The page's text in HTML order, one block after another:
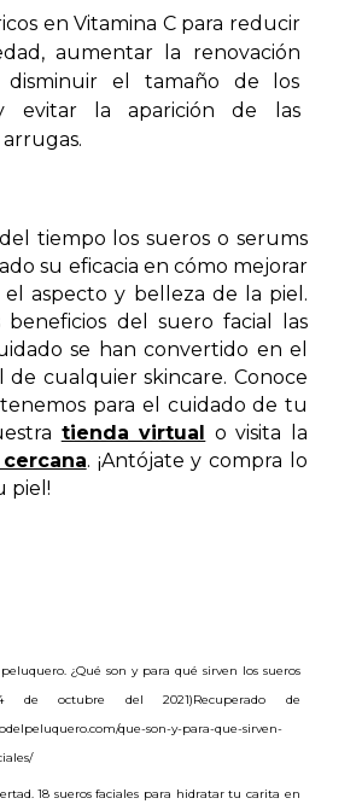
en Vitamina C para reducir
aumentar la renovación
disminuir el tamaño de los
evitar la aparición de las
tiempo los sueros o serums
su eficacia en cómo mejorar
el aspecto y belleza de la piel.
beneficios del suero facial las
se han convertido en el
de cualquier skincare. Conoce
para el cuidado de tu
tienda virtual o visita la
. ¡Antójate y compra lo
piel!
¿Qué son y para qué sirven los sueros
de octubre del 2021)Recuperado de
que-son-y-para-que-sirven-
18 sueros faciales para hidratar tu carita en